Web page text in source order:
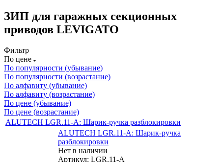
ЗИП для гаражных секционных
приводов LEVIGATO
Фильтр
По цене
По популярности (убывание)
По популярности (возрастание)
По алфавиту (убывание)
По алфавиту (возрастание)
По цене (убывание)
По цене (возрастание)
ALUTECH LGR.11-A: Шарик-ручка разблокировки
ALUTECH LGR.11-A: Шарик-ручка
разблокировки
Нет в наличии
Артикул: LGR.11-A